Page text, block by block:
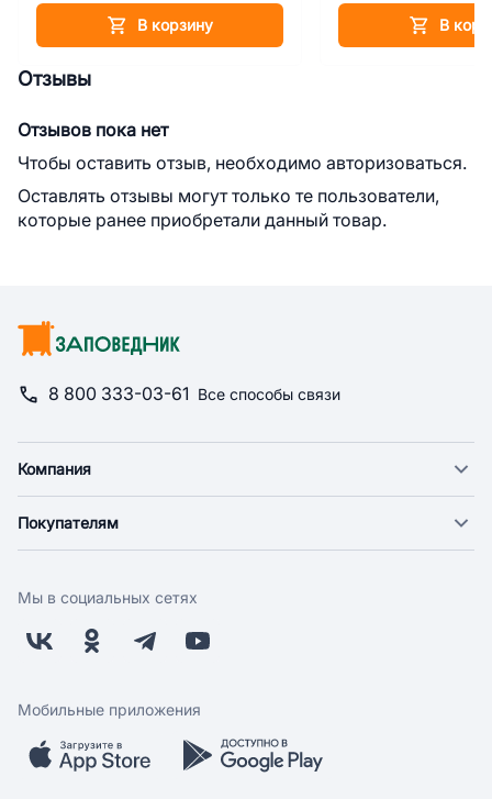
В корзину В
Отзывы
Отзывов пока нет
Чтобы оставить отзыв, необходимо авторизоваться.
Оставлять отзывы могут только те пользователи,
которые ранее приобретали данный товар.
8 800 333-03-61 Все способы связи
Компания
Новости
Поставщикам
Заводчикам
Обратная связь
Покупателям
Оплата
Бонусная программа
Скидки и акции
Мобильное приложение
Мы в социальных сетях
Мобильные приложения